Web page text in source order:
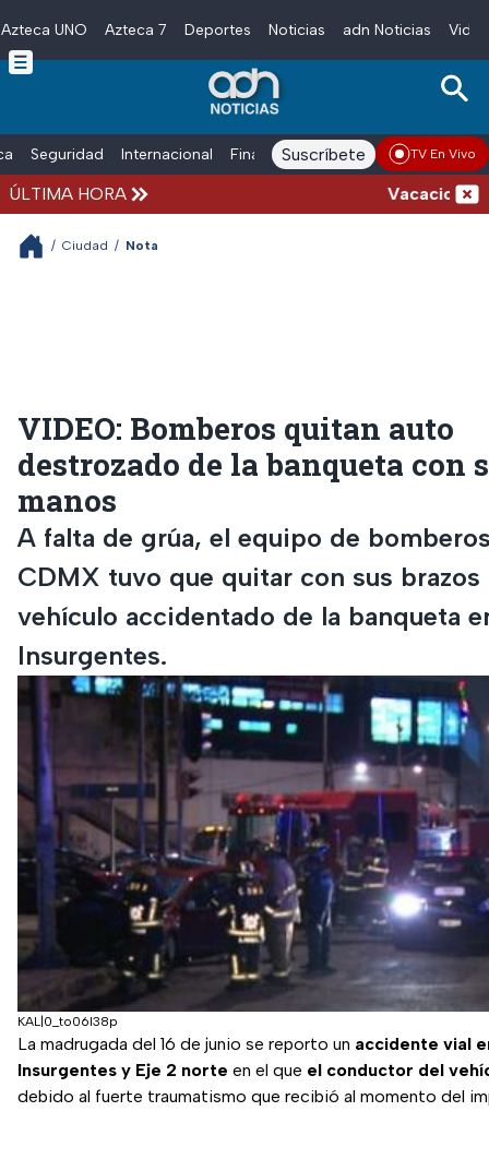
Skip to main content
Azteca UNO Azteca 7 Deportes Noticias adn Noticias
Seguridad Internacional Finanzas adn Noticias Radio
Suscríbete TV En Vivo
ÚLTIMA HORA Vacaciones
/ Ciudad / Nota
VIDEO: Bomberos quitan auto
destrozado de la banqueta con
manos
A falta de grúa, el equipo de
CDMX tuvo que quitar con sus brazos
vehículo accidentado de la banqueta
Insurgentes.
KAL|0_to06l38p
La madrugada del 16 de junio se reporto un accidente vial
Insurgentes y Eje 2 norte en el que el conductor del
debido al fuerte traumatismo que recibió al momento del